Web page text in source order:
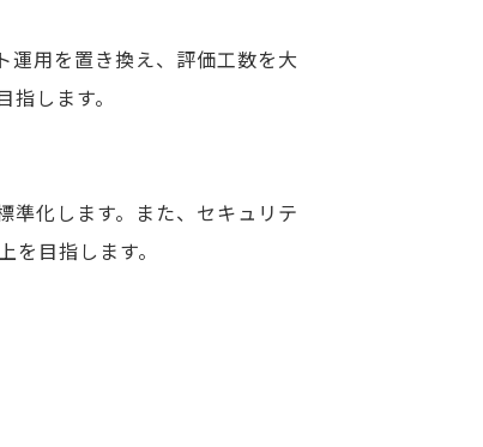
運用を置き換え、評価工数を大
します。
準化します。また、セキュリテ
目指します。